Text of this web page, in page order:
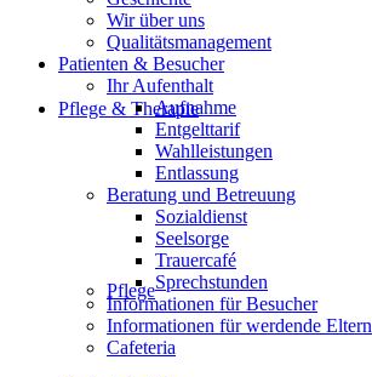
Pflege & Therapie
Pflege
Wir über uns
Qualitätsmanagement
Patienten & Besucher
Ihr Aufenthalt
Aufnahme
Entgelttarif
Wahlleistungen
Entlassung
Beratung und Betreuung
Sozialdienst
Seelsorge
Trauercafé
Sprechstunden
Informationen für Besucher
Informationen für werdende Eltern
Cafeteria